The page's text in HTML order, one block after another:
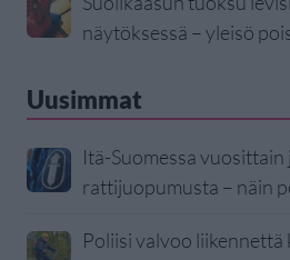
näytöksessä – yleisö
Uusimmat
Itä-Suomessa vuosittain
rattijuopumusta – näin
Poliisi valvoo liikennettä